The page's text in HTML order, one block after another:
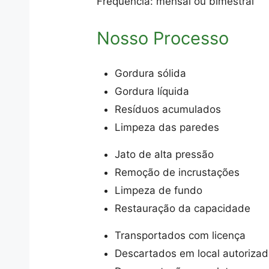
Nosso Processo
Gordura sólida
Gordura líquida
Resíduos acumulados
Limpeza das paredes
Jato de alta pressão
Remoção de incrustações
Limpeza de fundo
Restauração da capacidade
Transportados com licença
Descartados em local